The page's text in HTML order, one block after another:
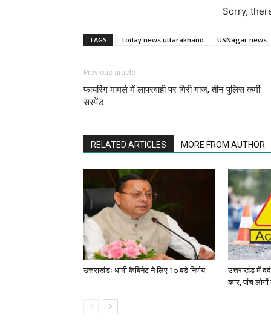
Sorry,
TAGS Today news uttarakhand USNagar news
Previous article
फायरिंग मामले में लापरवाही पर गिरी गाज, तीन पुलिस कर्मी
सस्पेंड
RELATED ARTICLES MORE FROM AUTHOR
उत्तराखंडः धामी कैबिनेट ने लिए 15 बड़े निर्णय
उत्तराखंड में
कार, पांच